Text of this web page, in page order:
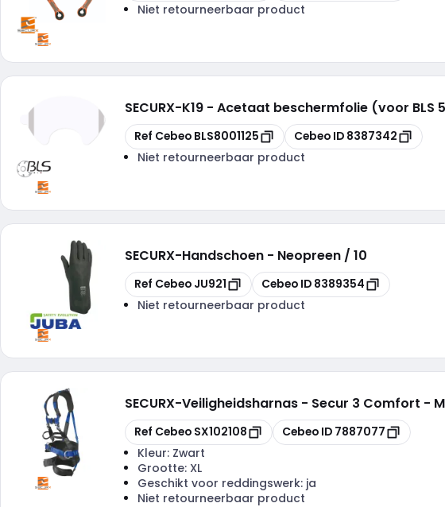
Niet retourneerbaar product
SECURX-K19 - Acetaat beschermfolie (voor BLS
Kopiëren
Ref Cebeo BLS8001125 Kopiëren
Cebeo ID 8387342
Niet retourneerbaar product
SECURX-Handschoen - Neopreen / 10
Kopiëren
Ref Cebeo JU921 Kopiëren
Cebeo ID 8389354
Niet retourneerbaar product
SECURX-Veiligheidsharnas - Secur 3 Comfort -
Kopiëren
Ref Cebeo SX102108 Kopiëren
Cebeo ID 7887077
Kleur: Zwart
Grootte: XL
Geschikt voor reddingswerk: ja
Niet retourneerbaar product